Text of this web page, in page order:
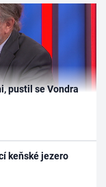
pustil se Vondra
keňské jezero